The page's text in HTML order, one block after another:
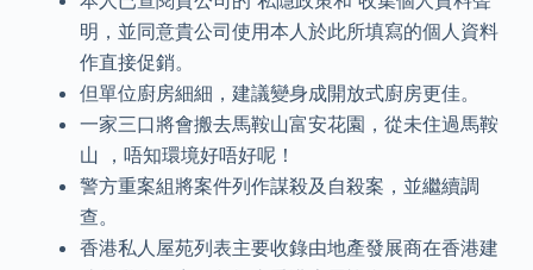
明，並同意貴公司使用本人於此所填寫的個人資料
作直接促銷。
但單位廚房細細，建議變身成開放式廚房更佳。
一家三口將會搬去馬鞍山富安花園，從未住過馬鞍
山 ，唔知環境好唔好呢！
警方重案組將案件列作謀殺及自殺案，並繼續調
查。
香港私人屋苑列表主要收錄由地產發展商在香港建